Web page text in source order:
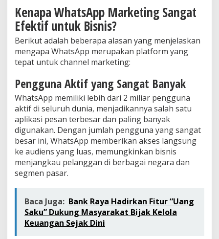
Kenapa WhatsApp Marketing Sangat
Efektif untuk Bisnis?
Berikut adalah beberapa alasan yang menjelaskan
mengapa WhatsApp merupakan platform yang
tepat untuk channel marketing:
Pengguna Aktif yang Sangat Banyak
WhatsApp memiliki lebih dari 2 miliar pengguna
aktif di seluruh dunia, menjadikannya salah satu
aplikasi pesan terbesar dan paling banyak
digunakan. Dengan jumlah pengguna yang sangat
besar ini, WhatsApp memberikan akses langsung
ke audiens yang luas, memungkinkan bisnis
menjangkau pelanggan di berbagai negara dan
segmen pasar.
Baca Juga: Bank Raya Hadirkan Fitur “Uang
Saku” Dukung Masyarakat Bijak Kelola
Keuangan Sejak Dini